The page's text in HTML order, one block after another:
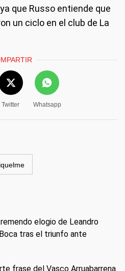
que Russo entiende que
un ciclo en el club de La
Twitter Whatsapp
elogio de Leandro
tras el triunfo ante
frase del Vasco Arruabarrena